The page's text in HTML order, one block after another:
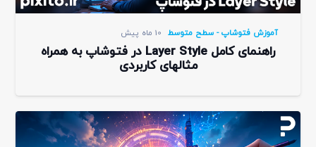
آموزش فتوشاپ - سطح متوسط 10 ماه پیش
راهنمای کامل Layer Style در فتوشاپ به همراه
مثالهای کاربردی